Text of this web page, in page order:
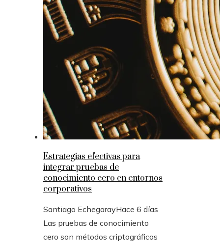
Estrategias efectivas para
integrar pruebas de
conocimiento cero en entornos
corporativos
Santiago EchegarayHace 6 días
Las pruebas de conocimiento
cero son métodos criptográficos